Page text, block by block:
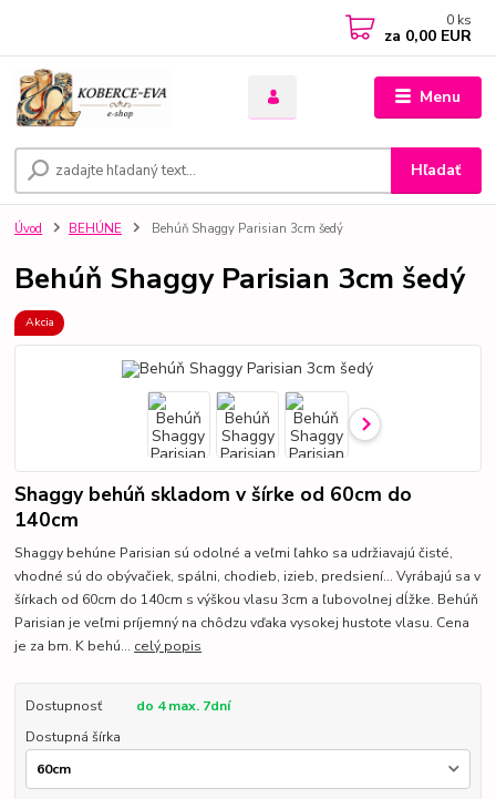
Menu
Hľadať
0 ks
za 0,00 EUR
Úvod BEHÚNE Behúň Shaggy Parisian 3cm šedý
Behúň Shaggy Parisian 3cm šedý
Akcia
Shaggy behúň skladom v šírke od 60cm do
140cm
Shaggy behúne Parisian sú odolné a veľmi ľahko sa udržiavajú čisté,
vhodné sú do obývačiek, spálni, chodieb, izieb, predsiení... Vyrábajú sa v
šírkach od 60cm do 140cm s výškou vlasu 3cm a ľubovolnej dĺžke. Behúň
Parisian je veľmi príjemný na chôdzu vďaka vysokej hustote vlasu. Cena
je za bm. K behú... celý popis
Dostupnosť
do 4 max. 7dní
Dostupná šírka